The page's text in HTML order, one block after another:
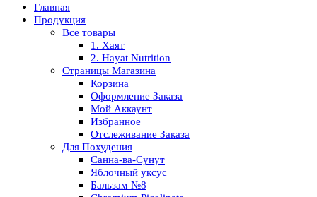
Главная
Продукция
Все товары
1. Хаят
2. Hayat Nutrition
Страницы Магазина
Корзина
Оформление Заказа
Мой Аккаунт
Избранное
Отслеживание Заказа
Для Похудения
Санна-ва-Сунут
Яблочный уксус
Бальзам №8